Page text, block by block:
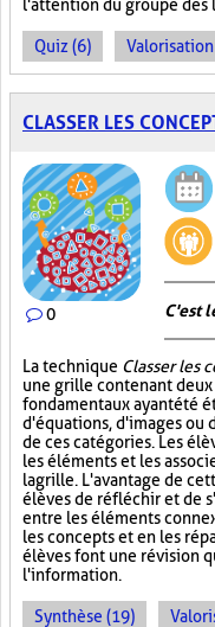
l'attention du groupe dès
Quiz (6)
CLASSER LES
0 C'est
La technique Classer les
une grille contenant
fondamentaux ayant été
d'équations, d'images ou
de ces catégories. Les
les éléments et les
la grille. L'avantage de
élèves de réfléchir et de
entre les éléments
les concepts et en les
élèves font une révision
l'information.
Synthèse (19)